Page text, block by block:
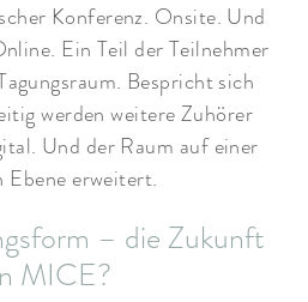
Konferenz. Onsite. Und
Ein Teil der Teilnehmer
Bespricht sich
werden weitere Zuhörer
Und der Raum auf einer
Ebene erweitert.
– die Zukunft
MICE?